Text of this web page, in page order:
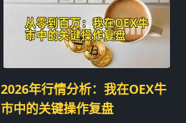
2026年行情分析：我在OEX牛
市中的关键操作复盘